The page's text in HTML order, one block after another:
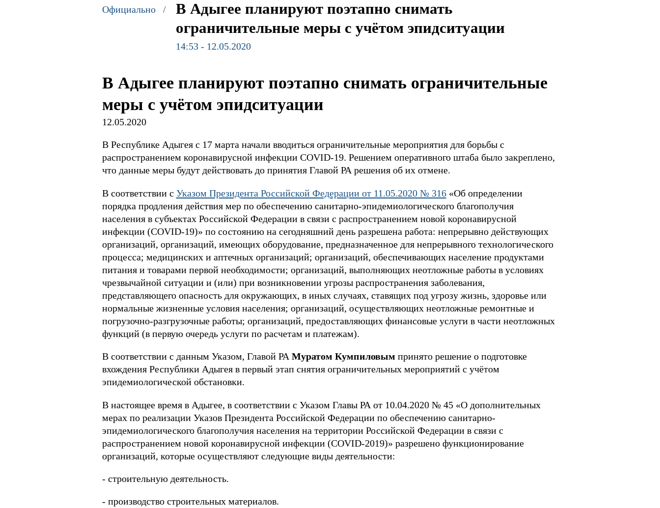
Официально /
В Адыгее планируют поэтапно снимать
ограничительные меры с учётом эпидситуации
14:53 - 12.05.2020
В Адыгее планируют поэтапно снимать ограничительные
меры с учётом эпидситуации
12.05.2020
В Республике Адыгея с 17 марта начали вводиться ограничительные мероприятия для борьбы с
распространением коронавирусной инфекции COVID-19. Решением оперативного штаба было закреплено,
что данные меры будут действовать до принятия Главой РА решения об их отмене.
В соответствии с Указом Президента Российской Федерации от 11.05.2020 № 316«Об определении
порядка продления действия мер по обеспечению санитарно-эпидемиологического благополучия
населения в субъектах Российской Федерации в связи с распространением новой коронавирусной
инфекции (COVID-19)» по состоянию на сегодняшний день разрешена работа: непрерывно действующих
организаций, организаций, имеющих оборудование, предназначенное для непрерывного технологического
процесса; медицинских и аптечных организаций; организаций, обеспечивающих население продуктами
питания и товарами первой необходимости; организаций, выполняющих неотложные работы в условиях
чрезвычайной ситуации и (или) при возникновении угрозы распространения заболевания,
представляющего опасность для окружающих, в иных случаях, ставящих под угрозу жизнь, здоровье или
нормальные жизненные условия населения; организаций, осуществляющих неотложные ремонтные и
погрузочно-разгрузочные работы; организаций, предоставляющих финансовые услуги в части неотложных
функций (в первую очередь услуги по расчетам и платежам).
В соответствии с данным Указом, Главой РА Муратом Кумпиловым принято решение о подготовке
вхождения Республики Адыгея в первый этап снятия ограничительных мероприятий с учётом
эпидемиологической обстановки.
В настоящее время в Адыгее, в соответствии с Указом Главы РА от 10.04.2020 № 45 «О дополнительных
мерах по реализации Указов Президента Российской Федерации по обеспечению санитарно-
эпидемиологического благополучия населения на территории Российской Федерации в связи с
распространением новой коронавирусной инфекции (COVID-2019)» разрешено функционирование
организаций, которые осуществляют следующие виды деятельности:
- строительную деятельность.
- производство строительных материалов.